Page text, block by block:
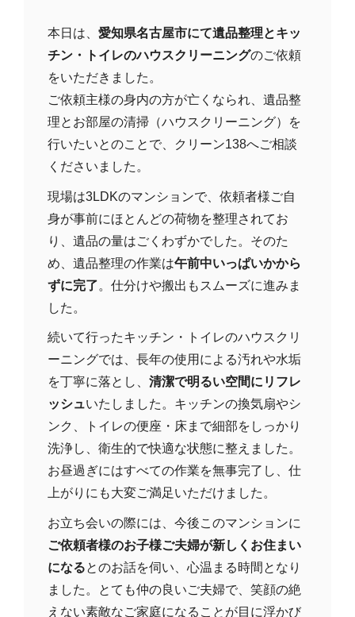
本日は、 愛知県名古屋市にて遺品整理とキッ
チン・トイレのハウスクリーニングのご依頼
をいただきました。
ご依頼主様の身内の方が亡くなられ、遺品整
理とお部屋の清掃（ハウスクリーニング）を
行いたいとのことで、クリーン138へご相談
くださいました。
現場は3LDKのマンションで、依頼者様ご自
身が事前にほとんどの荷物を整理されてお
り、遺品の量はごくわずかでした。そのた
め、遺品整理の作業は午前中いっぱいかから
ずに完了。仕分けや搬出もスムーズに進みま
した。
続いて行ったキッチン・トイレのハウスクリ
ーニングでは、長年の使用による汚れや水垢
を丁寧に落とし、 清潔で明るい空間にリフレ
ッシュいたしました。キッチンの換気扇やシ
ンク、トイレの便座・床まで細部をしっかり
洗浄し、衛生的で快適な状態に整えました。
お昼過ぎにはすべての作業を無事完了し、仕
上がりにも大変ご満足いただけました。
お立ち会いの際には、今後このマンションに
ご依頼者様のお子様ご夫婦が新しくお住まい
になるとのお話を伺い、心温まる時間となり
ました。とても仲の良いご夫婦で、笑顔の絶
えない素敵なご家庭になることが目に浮かび